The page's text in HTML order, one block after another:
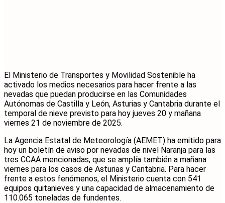
El Ministerio de Transportes y Movilidad Sostenible ha
activado los medios necesarios para hacer frente a las
nevadas que puedan producirse en las Comunidades
Autónomas de Castilla y León, Asturias y Cantabria durante el
temporal de nieve previsto para hoy jueves 20 y mañana
viernes 21 de noviembre de 2025.
La Agencia Estatal de Meteorología (AEMET) ha emitido para
hoy un boletín de aviso por nevadas de nivel Naranja para las
tres CCAA mencionadas, que se amplía también a mañana
viernes para los casos de Asturias y Cantabria. Para hacer
frente a estos fenómenos, el Ministerio cuenta con 541
equipos quitanieves y una capacidad de almacenamiento de
110.065 toneladas de fundentes.